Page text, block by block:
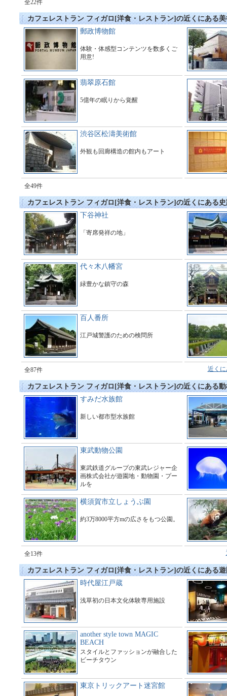
全22件
カフェレストラン フィガロ[洋食・レストラン]の近くにある
郵政博物館
体験・体感型コンテンツを数多くご
用意!
翡翠原石館
5億年の眠りから覚醒
渋谷区松濤美術館
外観も回廊構造の館内もアート
全49件
カフェレストラン フィガロ[洋食・レストラン]の近くにある
下谷神社
「寄席発祥の地」
代々木八幡宮
緑豊かな鎮守の森
百人番所
江戸城警護のための検問所
全87件 近く
カフェレストラン フィガロ[洋食・レストラン]の近くにある
すみだ水族館
新しい都市型水族館
東武動物公園
東武鉄道グループの東武レジャー企
画株式会社が遊園地・動物園・プー
ルを
施設である。
横須賀市立しょうぶ園
約3万8000平方mの広さをもつ公園。
全13件
カフェレストラン フィガロ[洋食・レストラン]の近くにある
時代屋江戸蔵
浅草初の日本文化体験専用施設
another style town MAGIC
BEACH
スタイルとファッションが融合した
ビーチタウン
東京トリックアート迷宮館